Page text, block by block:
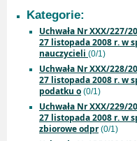
Kategorie:
Uchwała Nr XXX/227/
27 listopada 2008 r. w
nauczycieli (0/1)
Uchwała Nr XXX/228/
27 listopada 2008 r. w
podatku o (0/1)
Uchwała Nr XXX/229/
27 listopada 2008 r. w
zbiorowe odpr(0/1)